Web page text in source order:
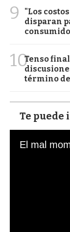
9
"Los
disparan
10Tenso
término
Te puede